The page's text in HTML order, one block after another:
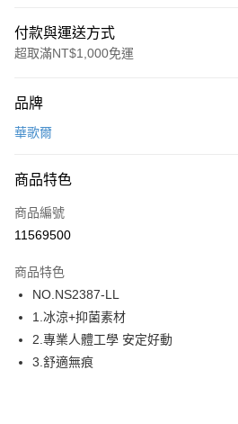
付款與運送方式
超取滿NT$1,000免運
信用卡一次付款
LINE Pay
街口支付
運送方式
全家取貨付款
每筆NT$80，滿NT$1,000(含以上)免運費
品牌
華歌爾
商品特色
商品編號
11569500
商品特色
NO.NS2387-LL
1.冰涼+抑菌素材
2.專業人體工學 安定好動
3.舒適無痕